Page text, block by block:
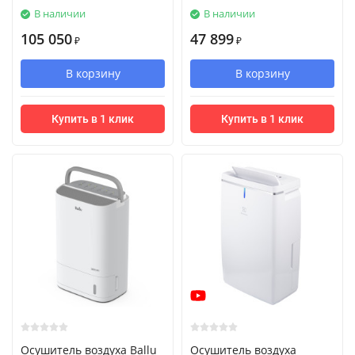
В наличии
105 050 ₽
В корзину
Купить в 1 клик
В наличии
47 899 ₽
В корзину
Купить в 1 клик
Осушитель воздуха Ballu Осушитель воздуха